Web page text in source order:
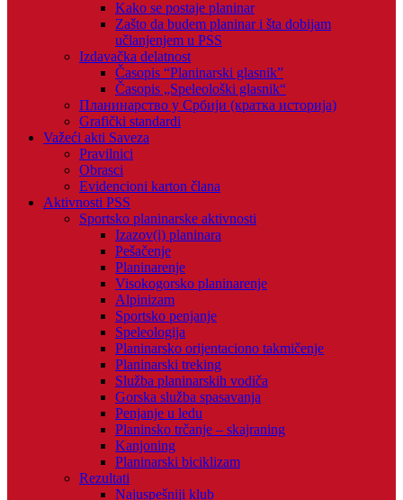
Kako se postaje planinar
Zašto da budem planinar i šta dobijam
učlanjenjem u PSS
Izdavačka delatnost
Časopis “Planinarski glasnik”
Časopis „Speleološki glasnik“
Планинарство у Србији (кратка историја)
Grafički standardi
Važeći akti Saveza
Pravilnici
Obrasci
Evidencioni karton člana
Aktivnosti PSS
Sportsko planinarske aktivnosti
Izazov(i) planinara
Pešačenje
Planinarenje
Visokogorsko planinarenje
Alpinizam
Sportsko penjanje
Speleologija
Planinarsko orijentaciono takmičenje
Planinarski treking
Služba planinarskih vodiča
Gorska služba spasavanja
Penjanje u ledu
Planinsko trčanje – skajraning
Kanjoning
Planinarski biciklizam
Rezultati
Najuspešniji klub